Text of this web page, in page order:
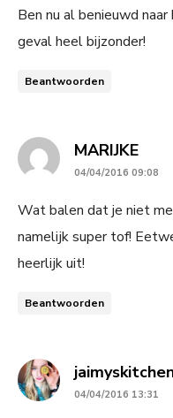
Ben nu al benieuwd
geval heel bijzonder!
Beantwoorden
MARIJKEsays:
04/04/2016 09:08
Wat balen dat je niet
namelijk super tof!
heerlijk uit!
Beantwoorden
04/04/2016 13:31